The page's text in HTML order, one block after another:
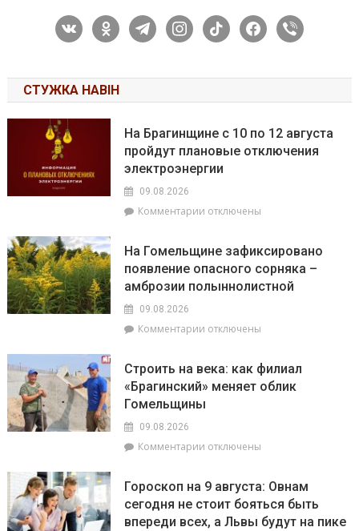
vkontakteodnoklassniki
telegraminstagram
tiktok facebook
viber
СТУЖКА НАВІН
На Брагинщине с 10 по 12 августа
пройдут плановые отключения
электроэнергии
09.08.2026
Комментарии к
Брагинщине
с
10
августа
отключения
электроэнергии
отключены
На Гомельщине зафиксировано
появление опасного сорняка –
амброзии полыннолистной
09.08.2026
Комментарии к
Гомельщине
зафиксировано
появление
–
полыннолистной
отключены
Строить на века: как филиал
«Брагинский» меняет облик
Гомельщины
09.08.2026
Комментарии к
на
века:
как
отключены
Гороскоп на 9 августа: Овнам
сегодня не стоит бояться быть
впереди всех, а Львы будут на пике